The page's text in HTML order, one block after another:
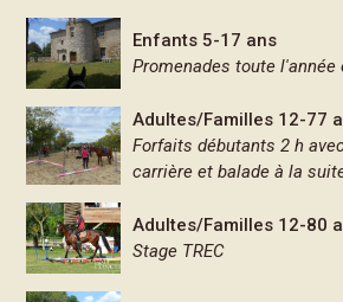
Enfants 5-17 ans
Promenades toute l'année
Adultes/Familles 12-77
Forfaits débutants 2 h
carrière et balade à la
Adultes/Familles 12-80
Stage TREC